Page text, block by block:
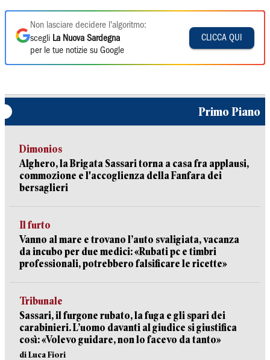
Non lasciare decidere l'algoritmo:
scegli La Nuova Sardegna
per le tue notizie su Google
CLICCA QUI
Primo Piano
Dimonios
Alghero, la Brigata Sassari torna a casa fra applausi,
commozione e l'accoglienza della Fanfara dei
bersaglieri
Il furto
Vanno al mare e trovano l’auto svaligiata, vacanza
da incubo per due medici: «Rubati pc e timbri
professionali, potrebbero falsificare le ricette»
Tribunale
Sassari, il furgone rubato, la fuga e gli spari dei
carabinieri. L’uomo davanti al giudice si giustifica
così: «Volevo guidare, non lo facevo da tanto»
di Luca Fiori